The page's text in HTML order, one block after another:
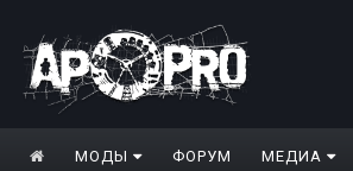
МОДЫ ФОРУМ МЕДИА